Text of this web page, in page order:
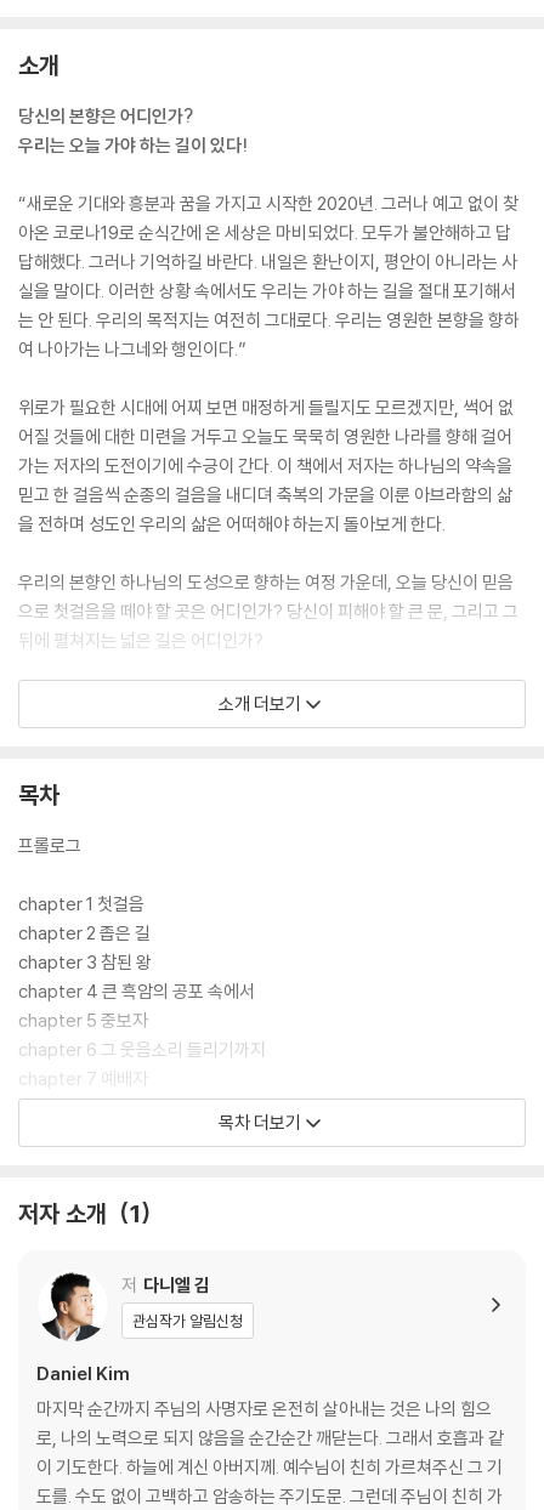
소개
당신의 본향은 어디인가?
우리는 오늘 가야 하는 길이 있다!
“새로운 기대와 흥분과 꿈을 가지고 시작한 2020년. 그러나 예고 없이 찾
아온 코로나19로 순식간에 온 세상은 마비되었다. 모두가 불안해하고 답
답해했다. 그러나 기억하길 바란다. 내일은 환난이지, 평안이 아니라는 사
실을 말이다. 이러한 상황 속에서도 우리는 가야 하는 길을 절대 포기해서
는 안 된다. 우리의 목적지는 여전히 그대로다. 우리는 영원한 본향을 향하
여 나아가는 나그네와 행인이다.”
위로가 필요한 시대에 어찌 보면 매정하게 들릴지도 모르겠지만, 썩어 없
어질 것들에 대한 미련을 거두고 오늘도 묵묵히 영원한 나라를 향해 걸어
가는 저자의 도전이기에 수긍이 간다. 이 책에서 저자는 하나님의 약속을
믿고 한 걸음씩 순종의 걸음을 내디뎌 축복의 가문을 이룬 아브라함의 삶
을 전하며 성도인 우리의 삶은 어떠해야 하는지 돌아보게 한다.
우리의 본향인 하나님의 도성으로 향하는 여정 가운데, 오늘 당신이 믿음
으로 첫걸음을 떼야 할 곳은 어디인가? 당신이 피해야 할 큰 문, 그리고 그
뒤에 펼쳐지는 넓은 길은 어디인가?
내 눈에 보기 좋고 내 생각에 가장 큰 기쁨을 주는 바로 그것을 걸러내야 한
다. 그분의 약속을 믿고 좁은 문, 협착한 길로 나아갈 때 당신을 통해 놀라
모습을 가이드 삼아 우리가 반드시 가야 하는 그 길을 향한 믿음의 걸음을
소개 더보기
목차
프롤로그
chapter 1 첫걸음
chapter 2 좁은 길
chapter 3 참된 왕
chapter 4 큰 흑암의 공포 속에서
chapter 5 중보자
chapter 6 그 웃음소리 들리기까지
chapter 7 예배자
chapter 8 누가 그 축복의 가문에 참여하리?
목차 더보기
저자 소개 1
저 다니엘 김
관심작가 알림신청
Daniel Kim
마지막 순간까지 주님의 사명자로 온전히 살아내는 것은 나의 힘으
로, 나의 노력으로 되지 않음을 순간순간 깨닫는다. 그래서 호흡과 같
이 기도한다. 하늘에 계신 아버지께. 예수님이 친히 가르쳐주신 그 기
도를. 수도 없이 고백하고 암송하는 주기도문. 그런데 주님이 친히 가